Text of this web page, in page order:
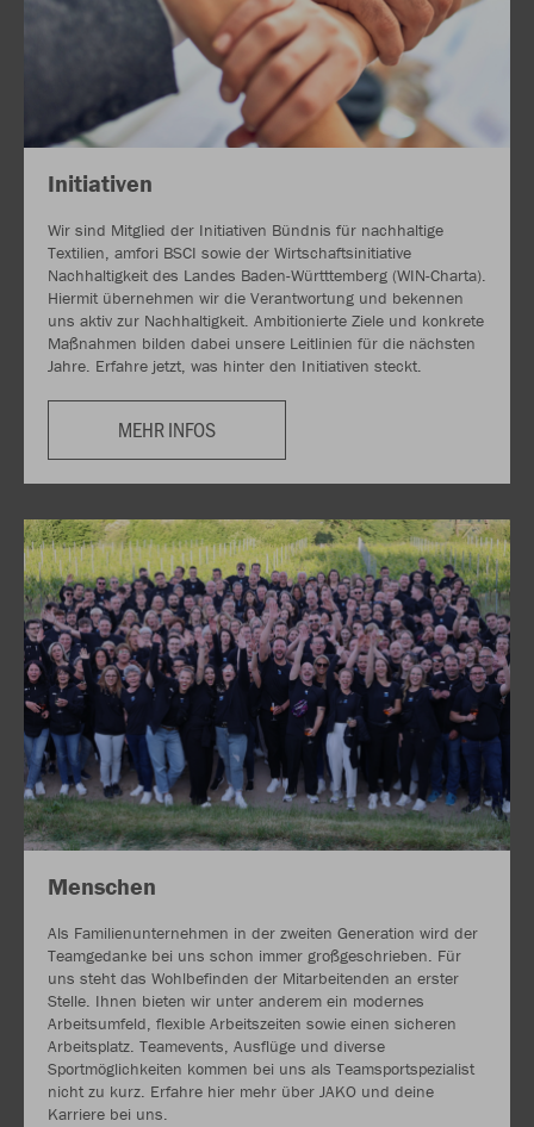
Initiativen
Wir sind Mitglied der Initiativen Bündnis für nachhaltige
Textilien, amfori BSCI sowie der Wirtschaftsinitiative
Nachhaltigkeit des Landes Baden-Württtemberg (WIN-Charta).
Hiermit übernehmen wir die Verantwortung und bekennen
uns aktiv zur Nachhaltigkeit. Ambitionierte Ziele und konkrete
Maßnahmen bilden dabei unsere Leitlinien für die nächsten
Jahre. Erfahre jetzt, was hinter den Initiativen steckt.
MEHR INFOS
Menschen
Als Familienunternehmen in der zweiten Generation wird der
Teamgedanke bei uns schon immer großgeschrieben. Für
uns steht das Wohlbefinden der Mitarbeitenden an erster
Stelle. Ihnen bieten wir unter anderem ein modernes
Arbeitsumfeld, flexible Arbeitszeiten sowie einen sicheren
Arbeitsplatz. Teamevents, Ausflüge und diverse
Sportmöglichkeiten kommen bei uns als Teamsportspezialist
nicht zu kurz. Erfahre hier mehr über JAKO und deine
Karriere bei uns.